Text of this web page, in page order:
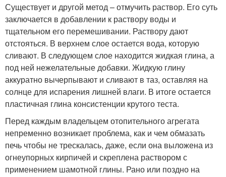
Существует и другой метод – отмучить раствор. Его суть
заключается в добавлении к раствору воды и
тщательном его перемешивании. Раствору дают
отстояться. В верхнем слое остается вода, которую
сливают. В следующем слое находится жидкая глина, а
под ней нежелательные добавки. Жидкую глину
аккуратно вычерпывают и сливают в таз, оставляя на
солнце для испарения лишней влаги. В итоге остается
пластичная глина консистенции крутого теста.
Перед каждым владельцем отопительного агрегата
непременно возникает проблема, как и чем обмазать
печь чтобы не трескалась, даже, если она выложена из
огнеупорных кирпичей и скреплена раствором с
применением шамотной глины. Рано или поздно на